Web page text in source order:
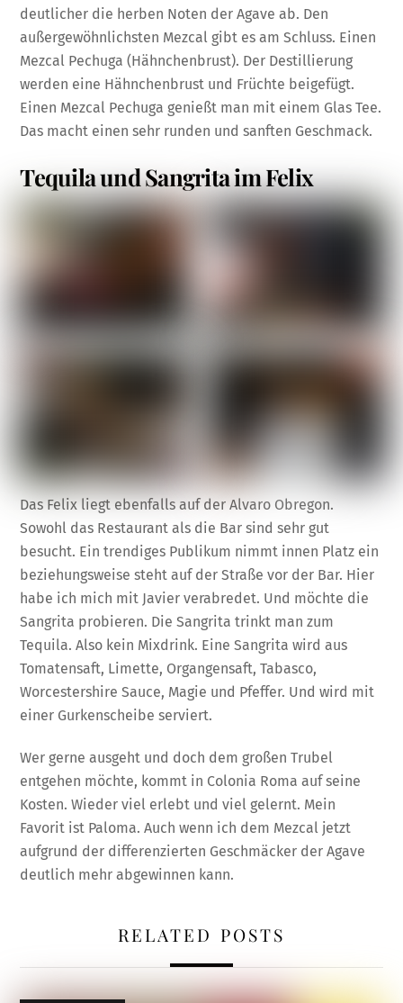
deutlicher die herben Noten der Agave ab. Den
außergewöhnlichsten Mezcal gibt es am Schluss. Einen
Mezcal Pechuga (Hähnchenbrust). Der Destillierung
werden eine Hähnchenbrust und Früchte beigefügt.
Einen Mezcal Pechuga genießt man mit einem Glas Tee.
Das macht einen sehr runden und sanften Geschmack.
Tequila und Sangrita im Felix
Das Felix liegt ebenfalls auf der Alvaro Obregon.
Sowohl das Restaurant als die Bar sind sehr gut
besucht. Ein trendiges Publikum nimmt innen Platz ein
beziehungsweise steht auf der Straße vor der Bar. Hier
habe ich mich mit Javier verabredet. Und möchte die
Sangrita probieren. Die Sangrita trinkt man zum
Tequila. Also kein Mixdrink. Eine Sangrita wird aus
Tomatensaft, Limette, Organgensaft, Tabasco,
Worcestershire Sauce, Magie und Pfeffer. Und wird mit
einer Gurkenscheibe serviert.
Wer gerne ausgeht und doch dem großen Trubel
entgehen möchte, kommt in Colonia Roma auf seine
Kosten. Wieder viel erlebt und viel gelernt. Mein
Favorit ist Paloma. Auch wenn ich dem Mezcal jetzt
aufgrund der differenzierten Geschmäcker der Agave
deutlich mehr abgewinnen kann.
RELATED POSTS